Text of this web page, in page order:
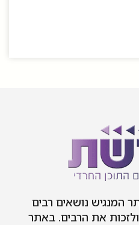
המנגיש נושאים רבים
את הרבים. באתר